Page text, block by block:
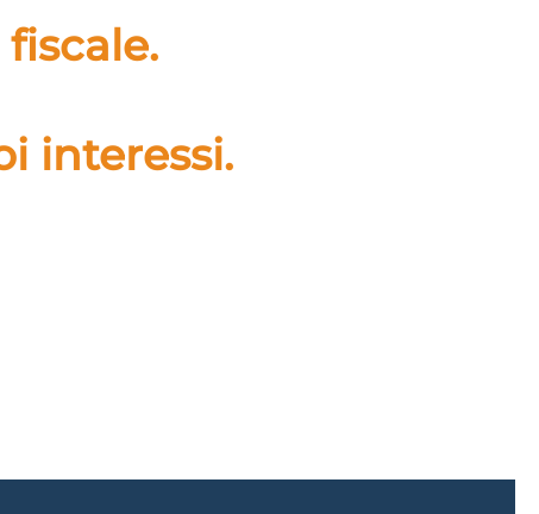
interessi.